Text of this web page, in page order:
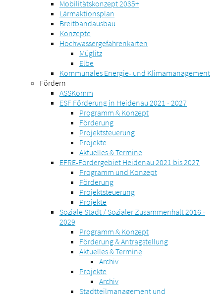
Mobilitätskonzept 2035+
Lärmaktionsplan
Breitbandausbau
Konzepte
Hochwassergefahrenkarten
Müglitz
Elbe
Kommunales Energie- und Klimamanagement
Fördern
ASSKomm
ESF Förderung in Heidenau 2021 - 2027
Programm & Konzept
Förderung
Projektsteuerung
Projekte
Aktuelles & Termine
EFRE-Fördergebiet Heidenau 2021 bis 2027
Programm und Konzept
Förderung
Projektsteuerung
Projekte
Soziale Stadt / Sozialer Zusammenhalt 2016 -
2029
Programm & Konzept
Förderung & Antragstellung
Aktuelles & Termine
Archiv
Projekte
Archiv
Stadtteilmanagement und